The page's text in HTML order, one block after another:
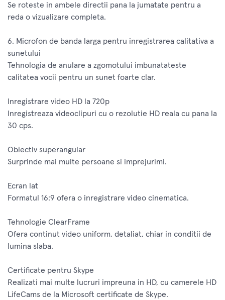
Se roteste in ambele directii pana la jumatate pentru a
reda o vizualizare completa.
6. Microfon de banda larga pentru inregistrarea calitativa a
sunetului
Tehnologia de anulare a zgomotului imbunatateste
calitatea vocii pentru un sunet foarte clar.
Inregistrare video HD la 720p
Inregistreaza videoclipuri cu o rezolutie HD reala cu pana la
30 cps.
Obiectiv superangular
Surprinde mai multe persoane si imprejurimi.
Ecran lat
Formatul 16:9 ofera o inregistrare video cinematica.
Tehnologie ClearFrame
Ofera continut video uniform, detaliat, chiar in conditii de
lumina slaba.
Certificate pentru Skype
Realizati mai multe lucruri impreuna in HD, cu camerele HD
LifeCams de la Microsoft certificate de Skype.